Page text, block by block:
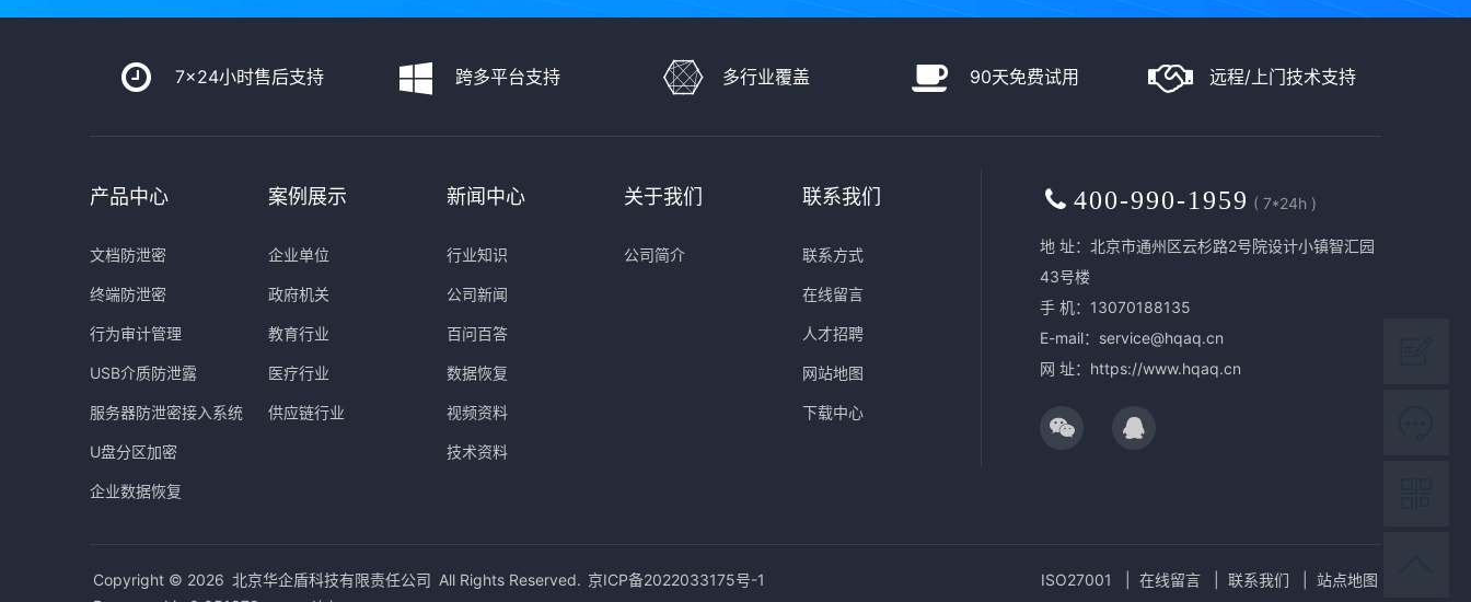
7x24小时售后支持 跨多平台支持 多行业覆盖 90天免费试用 远程/上门技术支持
产品中心
文档防泄密
终端防泄密
行为审计管理
USB介质防泄露
服务器防泄密接入系统
U盘分区加密
企业数据恢复
案例展示
企业单位
政府机关
教育行业
医疗行业
供应链行业
新闻中心
行业知识
公司新闻
百问百答
数据恢复
视频资料
技术资料
关于我们
公司简介
联系我们
联系方式
在线留言
人才招聘
网站地图
下载中心
400-990-1959 ( 7*24h )
地 址：北京市通州区云杉路2号院设计小镇智汇园
43号楼
手 机：13070188135
E-mail：service@hqaq.cn
网 址： https://www.hqaq.cn
Copyright © 2026 北京华企盾科技有限责任公司 All Rights Reserved. 京ICP备2022033175号-1
ISO27001 在线留言 联系我们 站点地图